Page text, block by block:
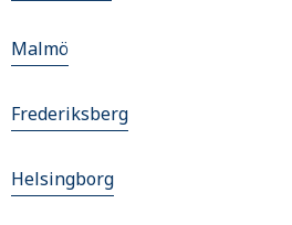
Malmö
Frederiksberg
Helsingborg